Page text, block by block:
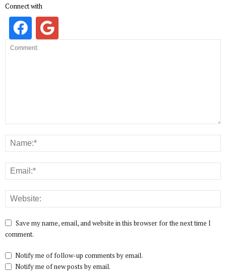
Connect with
Save my name, email, and website in this browser for the next time I
comment.
Notify me of follow-up comments by email.
Notify me of new posts by email.